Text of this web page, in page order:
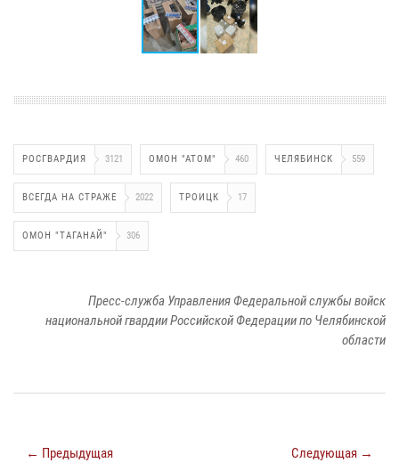
РОСГВАРДИЯ 3121 ОМОН "АТОМ" 460 ЧЕЛЯБИНСК 559
ВСЕГДА НА СТРАЖЕ 2022 ТРОИЦК 17
ОМОН "ТАГАНАЙ" 306
Пресс-служба Управления Федеральной службы войск
национальной гвардии Российской Федерации по Челябинской
области
← Предыдущая Следующая →